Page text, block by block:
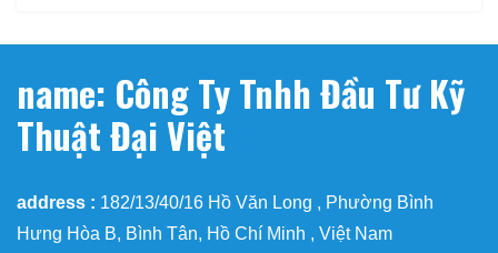
name: Công Ty Tnhh Đầu Tư Kỹ
Thuật Đại Việt
address : 182/13/40/16 Hồ Văn Long , Phường Bình
Hưng Hòa B, Bình Tân, Hồ Chí Minh , Việt Nam